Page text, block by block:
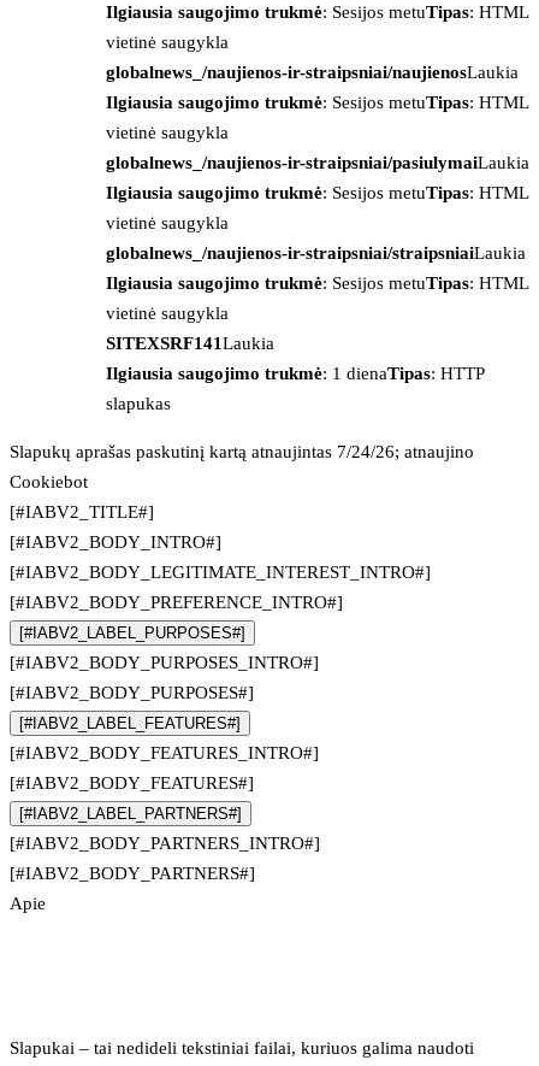
Ilgiausia saugojimo trukmė: Sesijos metuTipas: HTML
vietinė saugykla
globalnews_/naujienos-ir-straipsniai/naujienosLaukia
Ilgiausia saugojimo trukmė: Sesijos metuTipas: HTML
vietinė saugykla
globalnews_/naujienos-ir-straipsniai/pasiulymaiLaukia
Ilgiausia saugojimo trukmė: Sesijos metuTipas: HTML
vietinė saugykla
globalnews_/naujienos-ir-straipsniai/straipsniaiLaukia
Ilgiausia saugojimo trukmė: Sesijos metuTipas: HTML
vietinė saugykla
SITEXSRF141Laukia
Ilgiausia saugojimo trukmė: 1 dienaTipas: HTTP
slapukas
Slapukų aprašas paskutinį kartą atnaujintas 7/24/26; atnaujino
Cookiebot
[#IABV2_TITLE#]
[#IABV2_BODY_INTRO#]
[#IABV2_BODY_LEGITIMATE_INTEREST_INTRO#]
[#IABV2_BODY_PREFERENCE_INTRO#]
[#IABV2_LABEL_PURPOSES#]
[#IABV2_BODY_PURPOSES_INTRO#]
[#IABV2_BODY_PURPOSES#]
[#IABV2_LABEL_FEATURES#]
[#IABV2_BODY_FEATURES_INTRO#]
[#IABV2_BODY_FEATURES#]
[#IABV2_LABEL_PARTNERS#]
[#IABV2_BODY_PARTNERS_INTRO#]
[#IABV2_BODY_PARTNERS#]
Apie
Slapukai – tai nedideli tekstiniai failai, kuriuos galima naudoti